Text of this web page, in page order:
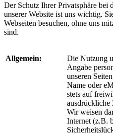
Der Schutz Ihrer Privatsphäre bei
unserer Website ist uns wichtig.
Webseiten besuchen, ohne uns
sind.
Allgemein:
Die Nutzung
Angabe
unseren
Name oder
stets auf
ausdrückliche
Wir weisen
Internet (z.B.